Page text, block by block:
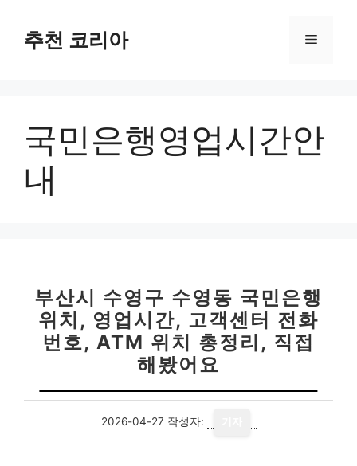
추천 코리아 메
국민은행영업시간안
내
부산시 수영구 수영동 국민은행
위치, 영업시간, 고객센터 전화
번호, ATM 위치 총정리, 직접
해봤어요
2026-04-27 작성자: